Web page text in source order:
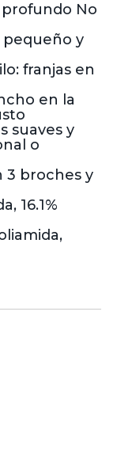
No
pequeño y
franjas en
en la
suaves y
o
3 broches y
16.1%